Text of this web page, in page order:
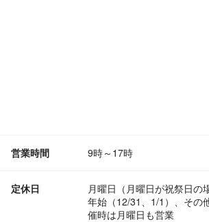
営業時間 9時～17時
定休日
月曜日（月曜日が祝祭日の
年始（12/31、1/1）、その
催時は月曜日も営業